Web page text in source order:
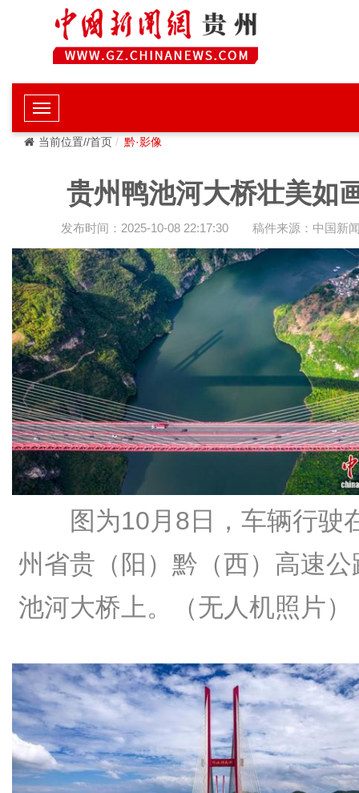
当前位置//首页 黔·影像
贵州鸭池河大桥壮美如
发布时间：2025-10-08 22:17:30 稿件来源：中国新
图为10月8日，车辆行驶
州省贵（阳）黔（西）高速公
池河大桥上。（无人机照片）